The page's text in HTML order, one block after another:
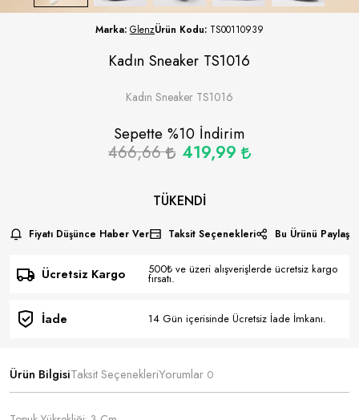
Marka: GlenzÜrün Kodu: TS00110939
Kadın Sneaker TS1016
Kadın Sneaker TS1016
Sepette %10 İndirim
466,66 419,99
TÜKENDI
Fiyatı Düşünce Haber Ver Taksit Seçenekleri Bu Ürünü Paylaş
Ücretsiz Kargo 500₺ ve üzeri alışverişlerde ücretsiz kargo
fırsatı.
İade 14 Gün içerisinde Ücretsiz İade İmkanı.
Ürün BilgisiTaksit SeçenekleriYorumlar 0